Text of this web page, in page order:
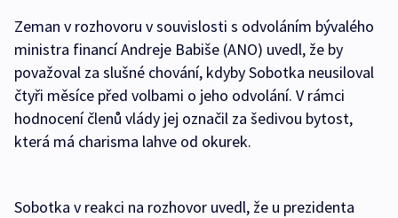
Zeman v rozhovoru v souvislosti s odvoláním bývalého
ministra financí Andreje Babiše (ANO) uvedl, že by
považoval za slušné chování, kdyby Sobotka neusiloval
čtyři měsíce před volbami o jeho odvolání. V rámci
hodnocení členů vlády jej označil za šedivou bytost,
která má charisma lahve od okurek.
Sobotka v reakci na rozhovor uvedl, že u prezidenta